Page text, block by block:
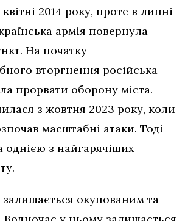
2014 року, проте в липні
армія повернула
На початку
вторгнення російська
прорвати оборону міста.
з жовтня 2023 року, коли
масштабні атаки. Тоді
однією з найгарячіших
залишається окупованим та